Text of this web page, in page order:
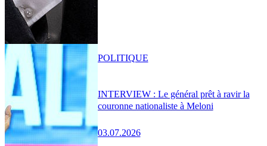
INTERVIEW : Le général prêt à ravir la
couronne nationaliste à Meloni
03.07.2026
POLITIQUE